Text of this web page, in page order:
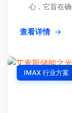
心，它旨在
查看详情 →
IMAX 行业方案